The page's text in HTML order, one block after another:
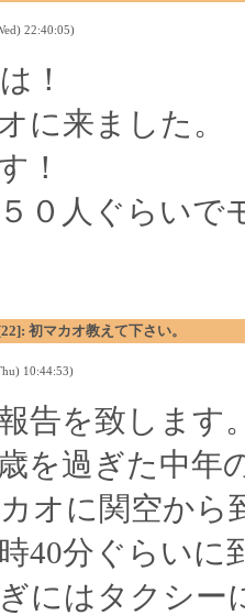
22:40:05)
！
に来ました。
！
０人ぐらいで
初マカオ教えて下さい。
10:44:53)
告を致します
を過ぎた中年
オに関空から
40分ぐらい
にはタクシー